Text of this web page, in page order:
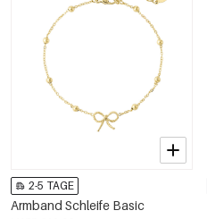
2-5 TAGE
Armband Schleife Basic